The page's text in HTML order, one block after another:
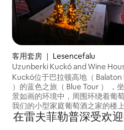
客用套房 ｜ Lesencefalu
Uzunberki Kuckó and Wine
Balaton Uplands
Kuckó位于巴拉顿高地（ Balaton
）的蓝色之旅（ Blue Tour ） ，
景如画的环境中，周围环绕着葡
我们的小型家庭葡萄酒之家的楼
得其「大自然」的葡萄酒来自自
的葡萄酒（冰箱中更清晰）。 附
在雷夫菲勒普深受欢